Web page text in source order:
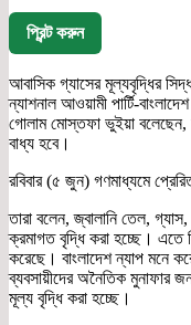
প্রিন্ট করুন
আবাসিক গ্যাসের মূল্যবৃদ্ধির
ন্যাশনাল আওয়ামী পার্টি-
গোলাম মোস্তফা ভুইয়া
বাধ্য হবে।
রবিবার (৫ জুন) গণমাধ্যমে
তারা বলেন, জ্বালানি তেল,
ক্রমাগত বৃদ্ধি করা হচ্ছে। এতে
করেছে। বাংলাদেশ ন্যাপ মনে
ব্যবসায়ীদের অনৈতিক মুনাফার
মূল্য বৃদ্ধি করা হচ্ছে।